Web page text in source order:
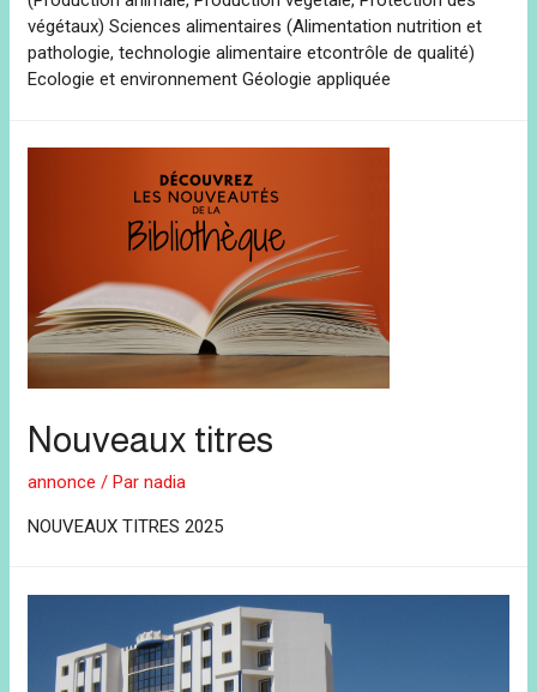
végétaux) Sciences alimentaires (Alimentation nutrition et
pathologie, technologie alimentaire etcontrôle de qualité)
Ecologie et environnement Géologie appliquée
Nouveaux titres
annonce / Parnadia
NOUVEAUX TITRES 2025